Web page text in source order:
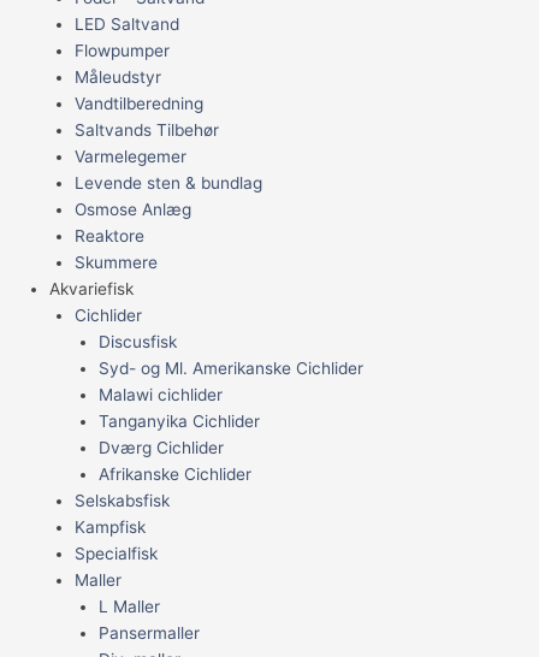
LED Saltvand
Flowpumper
Måleudstyr
Vandtilberedning
Saltvands Tilbehør
Varmelegemer
Levende sten & bundlag
Osmose Anlæg
Reaktore
Skummere
Akvariefisk
Cichlider
Discusfisk
Syd- og Ml. Amerikanske Cichlider
Malawi cichlider
Tanganyika Cichlider
Dværg Cichlider
Afrikanske Cichlider
Selskabsfisk
Kampfisk
Specialfisk
Maller
L Maller
Pansermaller